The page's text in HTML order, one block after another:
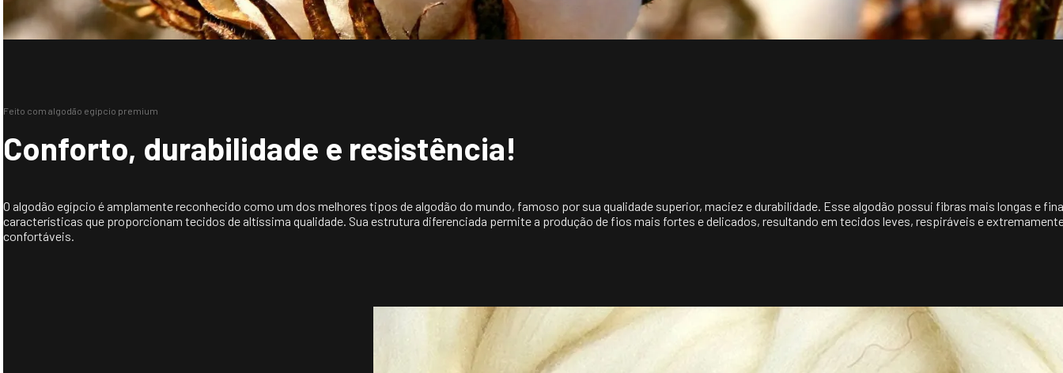
Feito com algodão egípcio premium
Conforto, durabilidade e resistência!
O algodão egípcio é amplamente reconhecido como um dos melhores tipos de algodão do mundo, famoso por sua qualidade superior, maciez e durabilidade. Esse algodão possui fibras mais longas e
características que proporcionam tecidos de altíssima qualidade. Sua estrutura diferenciada permite a produção de fios mais fortes e delicados, resultando em tecidos leves, respiráveis e
confortáveis.